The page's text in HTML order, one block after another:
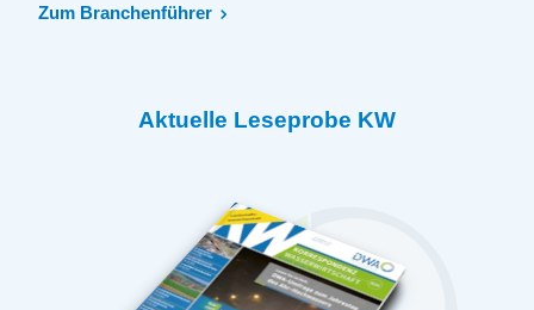
Zum Branchenführer
Aktuelle Leseprobe KW